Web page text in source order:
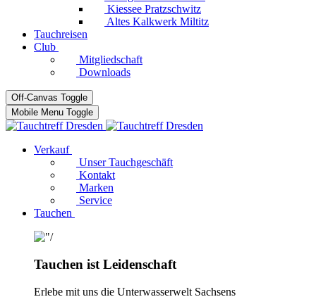
Kiessee Pratzschwitz
Altes Kalkwerk Miltitz
Tauchreisen
Club
Mitgliedschaft
Downloads
Off-Canvas Toggle
Mobile Menu Toggle
Verkauf
Unser Tauchgeschäft
Kontakt
Marken
Service
Tauchen
Tauchen ist Leidenschaft
Erlebe mit uns die Unterwasserwelt Sachsens